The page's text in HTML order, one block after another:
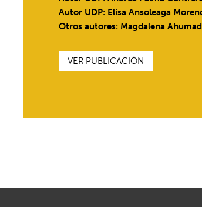
Autor UDP: Elisa Ansoleaga
Otros autores: Magdalena
VER PUBLICACIÓN